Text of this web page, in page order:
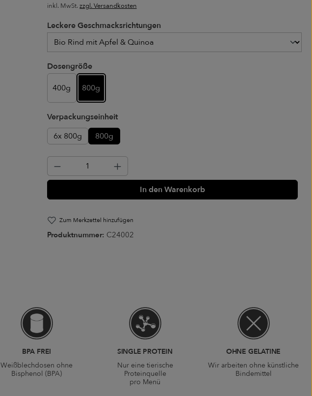
inkl. MwSt. zzgl. Versandkosten
Leckere Geschmacksrichtungen
Leckere Geschmacksrichtungen
Dosengröße
400g
800g
Verpackungseinheitauswählen
6x 800g
800g
Produkt Anzahl: Gib den gewünschten Wert
In den Warenkorb
Zum Merkzettel hinzufügen
Produktnummer: C24002
BPA FREI
Weißblechdosen ohne
Bisphenol (BPA)
SINGLE PROTEIN
Nur eine tierische
Proteinquelle
pro Menü
OHNE GELATINE
Wir arbeiten ohne künstliche
Bindemittel